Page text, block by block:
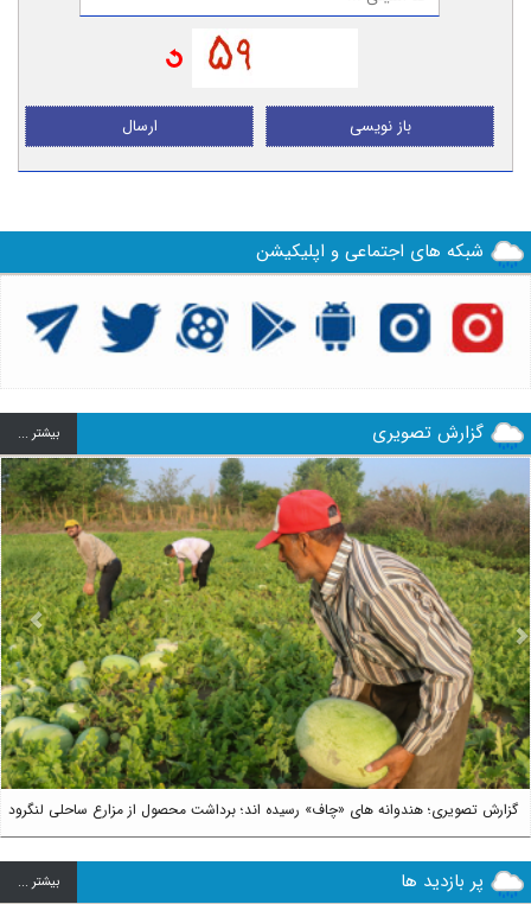
ارسال باز نویسی
شبکه های اجتماعی و اپلیکیشن
گزارش تصویری بيشتر ...
گزارش تصویری؛ هندوانه های «چاف» رسیده اند؛ برداشت محصول از مزارع ساحلی لنگرود
Next
پر بازدید ها بيشتر ...